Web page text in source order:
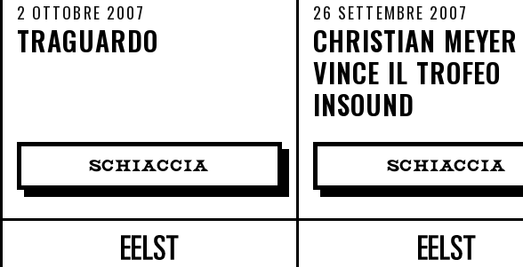
2 OTTOBRE 2007
TRAGUARDO
SCHIACCIA
26 SETTEMBRE 2007
CHRISTIAN MEYER
VINCE IL TROFEO
INSOUND
SCHIACCIA